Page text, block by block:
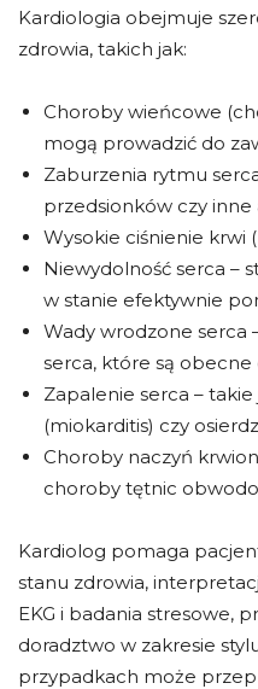
Kardiologia obejmuje
zdrowia, takich jak:
Choroby wieńcowe
mogą prowadzić do
Zaburzenia rytmu
przedsionków czy inne
Wysokie ciśnienie krwi
Niewydolność serca –
w stanie efektywnie
Wady wrodzone serca
serca, które są obecne
Zapalenie serca –
(miokarditis) czy
Choroby naczyń
choroby tętnic
Kardiolog pomaga
stanu zdrowia,
EKG i badania stresowe,
doradztwo w zakresie
przypadkach może